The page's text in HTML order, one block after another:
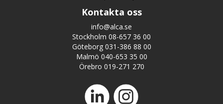
Kontakta oss
info@alca.se
Stockholm 08-657 36 00
Göteborg 031-386 88 00
Malmö 040-653 35 00
Örebro 019-271 270